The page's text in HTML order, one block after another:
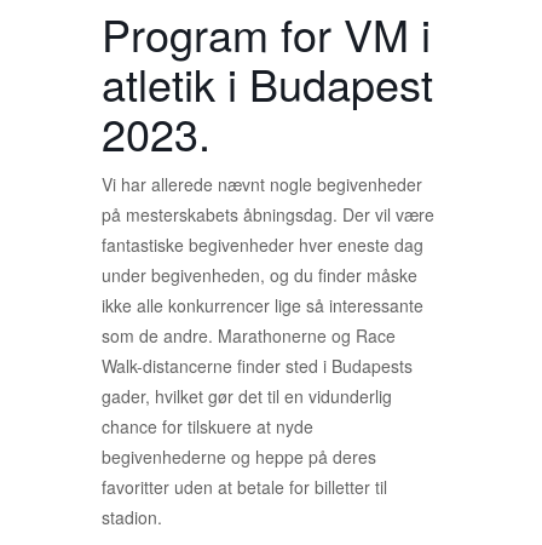
Program for VM i
atletik i Budapest
2023.
Vi har allerede nævnt nogle begivenheder
på mesterskabets åbningsdag. Der vil være
fantastiske begivenheder hver eneste dag
under begivenheden, og du finder måske
ikke alle konkurrencer lige så interessante
som de andre. Marathonerne og Race
Walk-distancerne finder sted i Budapests
gader, hvilket gør det til en vidunderlig
chance for tilskuere at nyde
begivenhederne og heppe på deres
favoritter uden at betale for billetter til
stadion.